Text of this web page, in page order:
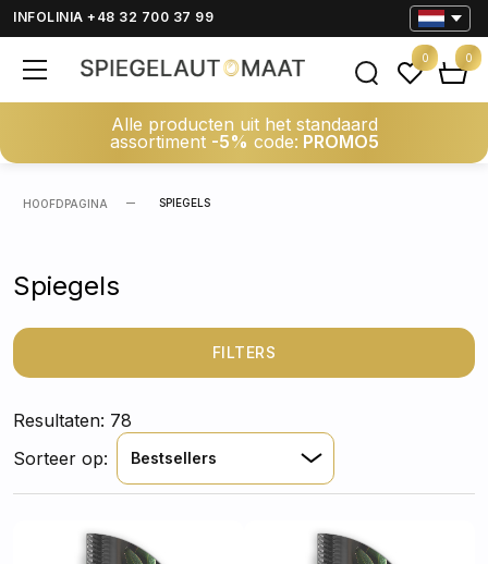
INFOLINIA +48 32 700 37 99
Alle producten uit het standaard
assortiment -5% code: PROMO5
0 0
HOOFDPAGINA SPIEGELS
Spiegels
FILTERS
Resultaten: 78
Sorteer op:
Bestsellers